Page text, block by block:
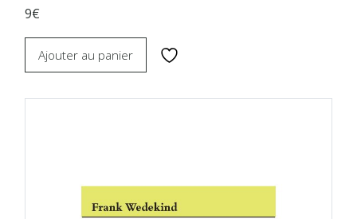
9€
Ajouter au panier